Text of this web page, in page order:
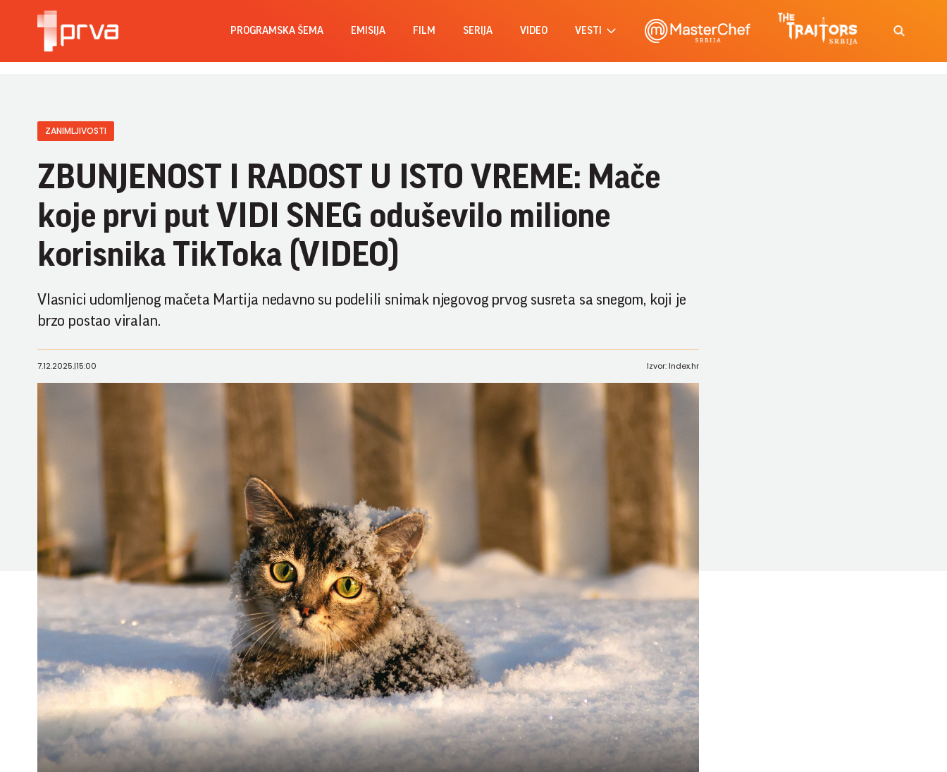
PROGRAMSKA ŠEMA EMISIJA FILM SERIJA VIDEO VESTI
ZANIMLJIVOSTI
ZBUNJENOST I RADOST U ISTO VREME: Mače
koje prvi put VIDI SNEG oduševilo milione
korisnika TikToka (VIDEO)
Vlasnici udomljenog mačeta Martija nedavno su podelili snimak njegovog prvog susreta sa snegom, koji je
brzo postao viralan.
7.12.2025.|15:00 Izvor: Index.hr